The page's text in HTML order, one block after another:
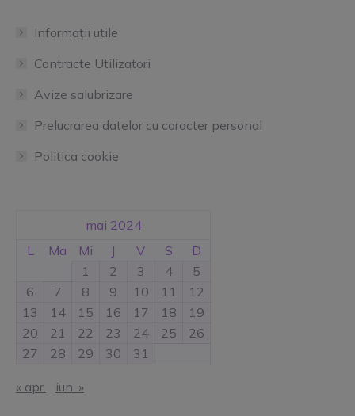
Informații utile
Contracte Utilizatori
Avize salubrizare
Prelucrarea datelor cu caracter personal
Politica cookie
mai 2024
L
Ma Mi J V S
D
1
2 3 4
5
6
7 8 9 10 11
12
13
14 15 16 17 18
19
20
21 22 23 24 25
26
27
28 29 30 31
« apr. iun. »